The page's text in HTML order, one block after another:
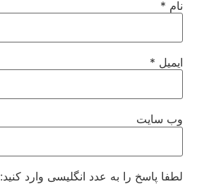
نام *
ایمیل *
وب‌ سایت
لطفا پاسخ را به عدد انگلیسی وارد کنید: